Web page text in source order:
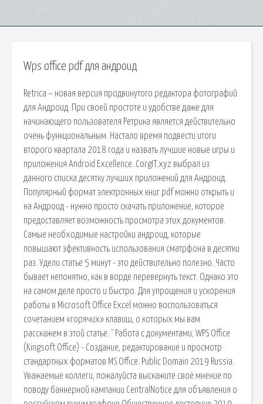
Wps office pdf для андроид
Retrica – новая версия продвинутого редактора фотографий
для Андроид. При своей простоте и удобстве даже для
начинающего пользователя Ретрика является действительно
очень функциональным. Настало время подвести итоги
второго квартала 2018 года и назвать лучшие новые игры и
приложения Android Excellence. CorgIT.xyz выбрал из
данного списка десятку лучших приложений для Андроид.
Популярный формат электронных книг pdf можно открыть и
на Андроид - нужно просто скачать приложение, которое
предоставляет возможность просмотра этих документов.
Самые необходимые настройки андроид, которые
повышают эфективность использования сматрфона в десятки
раз. Удели статье 5 минут - это действительно полезно. Часто
бывает непонятно, как в ворде перевернуть текст. Однако это
на самом деле просто и быстро. Для упрощения и ускорения
работы в Microsoft Office Excel можно воспользоваться
сочетанием «горячих» клавиш, о которых мы вам
расскажем в этой статье. ˇ Работа с документами; WPS Office
(Kingsoft Office) - Создание, редактирование и просмотр
стандартных форматов MS Office. Public Domain 2019 Russia.
Уважаемые коллеги, пожалуйста выскажите своё мнение по
поводу баннерной кампании CentralNotice для объявления о